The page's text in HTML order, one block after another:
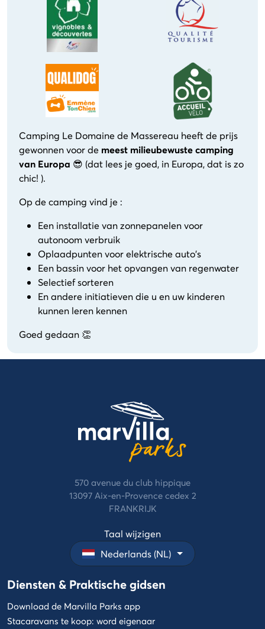
Camping Le Domaine de Massereau heeft de prijs
gewonnen voor de meest milieubewuste camping
van Europa 😎 (dat lees je goed, in Europa, dat is zo
chic! ).
Op de camping vind je :
Een installatie van zonnepanelen voor
autonoom verbruik
Oplaadpunten voor elektrische auto's
Een bassin voor het opvangen van regenwater
Selectief sorteren
En andere initiatieven die u en uw kinderen
kunnen leren kennen
Goed gedaan 👏
570 avenue du club hippique
13097 Aix-en-Provence cedex 2
FRANKRIJK
Taal wijzigen
Nederlands (NL)
Diensten & Praktische gidsen
Download de Marvilla Parks app
Stacaravans te koop: word eigenaar